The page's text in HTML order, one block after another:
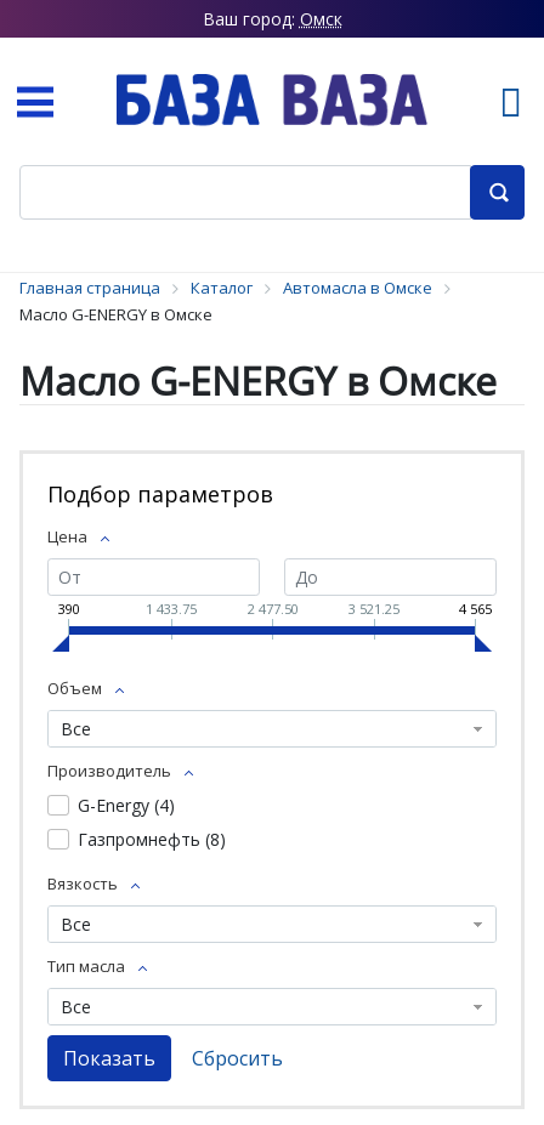
Ваш город: Омск
Главная страница Каталог
Автомасла в Омске
Масло G-ENERGY в Омске
Масло G-ENERGY в Омске
Подбор параметров
Цена
390 1 433.75 2 477.50 3 521.25 4 565
Объем
Все
Производитель
G-Energy (4)
Газпромнефть (8)
Вязкость
Все
Тип масла
Все